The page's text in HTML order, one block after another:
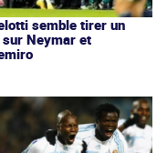
semble tirer un
Neymar et